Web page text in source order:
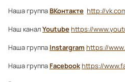
Наша группа ВКонтакте http://
Наш каналYoutube https://
Наша группа Instargram https://
Наша группа Facebook https://